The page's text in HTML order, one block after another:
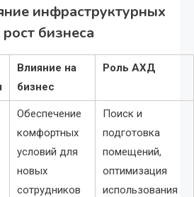
инфраструктурных
бизнеса
Влияние на
бизнес
Роль АХД
Обеспечение
комфортных
условий для
новых
сотрудников
Поиск и
подготовка
помещений,
оптимизация
использования